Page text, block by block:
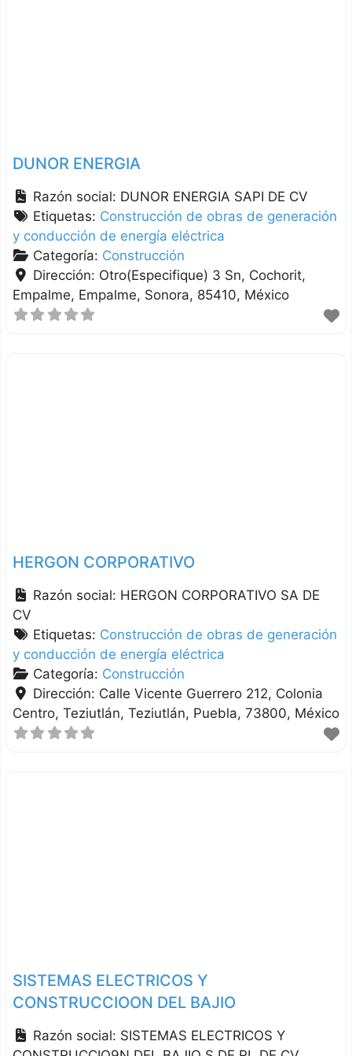
DUNOR ENERGIA
Razón social: DUNOR ENERGIA SAPI DE CV
Etiquetas: Construcción de obras de generación
y conducción de energía eléctrica
Categoría: Construcción
Dirección: Otro(Especifique) 3 Sn, Cochorit,
Empalme Empalme Sonora 85410 México
HERGON CORPORATIVO
Razón social: HERGON CORPORATIVO SA DE
CV
Etiquetas: Construcción de obras de generación
y conducción de energía eléctrica
Categoría: Construcción
Dirección: Calle Vicente Guerrero 212, Colonia
Centro, Teziutlán Teziutlán Puebla 73800 México
SISTEMAS ELECTRICOS Y
CONSTRUCCIOON DEL BAJIO
Razón social: SISTEMAS ELECTRICOS Y